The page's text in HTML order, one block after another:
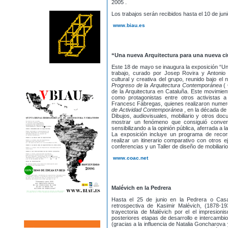
2005 .
Los trabajos serán recibidos hasta el 10 de
www.biau.es
“Una nueva Arquitectura para una nueva
Este 18 de mayo se inaugura la exposición
trabajo, curado por Josep Rovira y
cultural y creativa del grupo, reunido bajo el
Progreso de la Arquitectura Contemporánea(
de la Arquitectura en Cataluña. Este
como protagonistas entre otros activistas
Francesc Fábregas, quienes realizaron
de Actividad Contemporánea
, en la década
Dibujos, audiovisuales, mobiliario y otros
mostrar un fenómeno que consiguió
sensibilizando a la opinión pública, aferrada a
La exposición incluye un programa de
realizar un itinerario comparativo con otros
conferencias y un Taller de diseño de
www.coac.net
Malévich en la Pedrera
Hasta el 25 de junio en la Pedrera o
retrospectiva de Kasimir Malévich, (1878-
trayectoria de Malévich por el el
posteriores etapas de desarrollo e
(gracias a la influencia de Natalia